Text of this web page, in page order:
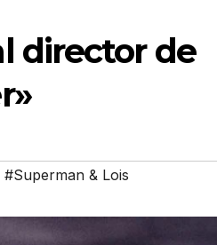
director de
#Superman & Lois